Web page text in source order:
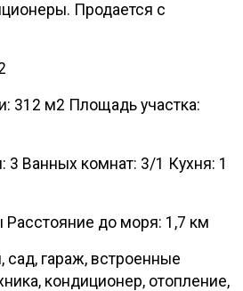
Продается с
312 м2 Площадь участка:
3 Ванных комнат: 3/1 Кухня: 1
Расстояние до моря: 1,7 км
сад, гараж, встроенные
кондиционер, отопление,